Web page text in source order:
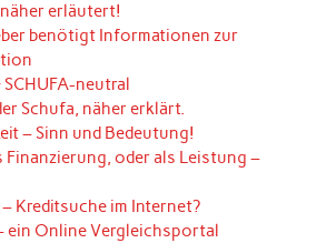
erläutert!
benötigt Informationen zur
neutral
Schufa, näher erklärt.
– Sinn und Bedeutung!
Finanzierung, oder als Leistung –
Kreditsuche im Internet?
ein Online Vergleichsportal